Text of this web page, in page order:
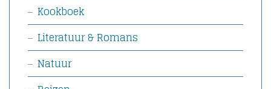
Kookboek
Literatuur & Romans
Natuur